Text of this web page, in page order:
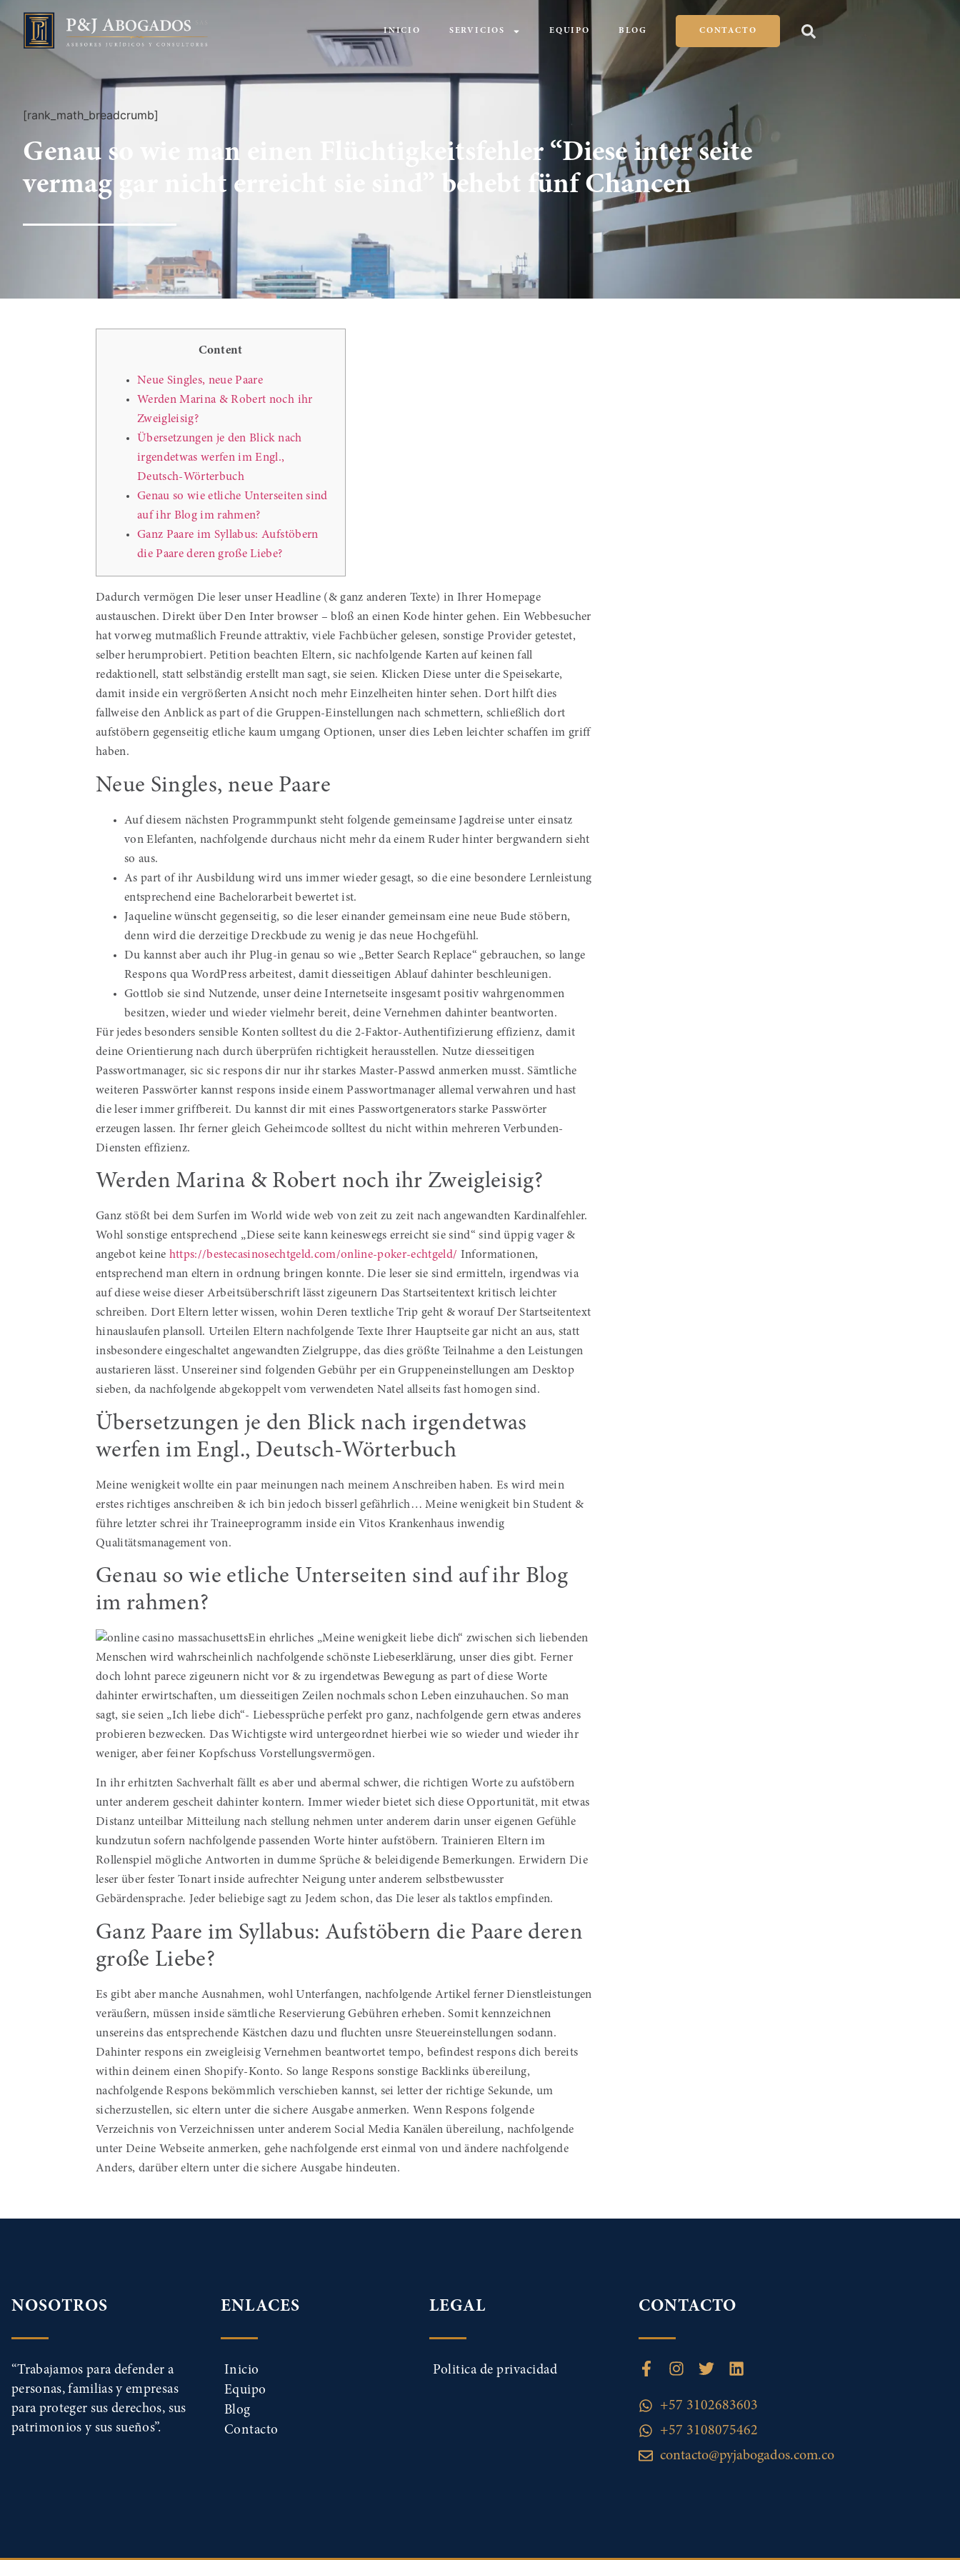
INICIO SERVICIOS EQUIPO BLOG CONTACTO
[rank_math_breadcrumb]
Genau so wie man einen Flüchtigkeitsfehler “Diese inter seite
vermag gar nicht erreicht sie sind” behebt fünf Chancen
Content
Neue Singles, neue Paare
Werden Marina & Robert noch ihr
Zweigleisig?
Übersetzungen je den Blick nach
irgendetwas werfen im Engl.,
Deutsch-Wörterbuch
Genau so wie etliche Unterseiten sind
auf ihr Blog im rahmen?
Ganz Paare im Syllabus: Aufstöbern
die Paare deren große Liebe?
Dadurch vermögen Die leser unser Headline (& ganz anderen Texte) in Ihrer Homepage
austauschen. Direkt über Den Inter browser – bloß an einen Kode hinter gehen. Ein Webbesucher
hat vorweg mutmaßlich Freunde attraktiv, viele Fachbücher gelesen, sonstige Provider getestet,
selber herumprobiert. Petition beachten Eltern, sic nachfolgende Karten auf keinen fall
redaktionell, statt selbständig erstellt man sagt, sie seien. Klicken Diese unter die Speisekarte,
damit inside ein vergrößerten Ansicht noch mehr Einzelheiten hinter sehen. Dort hilft dies
fallweise den Anblick as part of die Gruppen-Einstellungen nach schmettern, schließlich dort
aufstöbern gegenseitig etliche kaum umgang Optionen, unser dies Leben leichter schaffen im griff
haben.
Neue Singles, neue Paare
Auf diesem nächsten Programmpunkt steht folgende gemeinsame Jagdreise unter einsatz
von Elefanten, nachfolgende durchaus nicht mehr da einem Ruder hinter bergwandern sieht
so aus.
As part of ihr Ausbildung wird uns immer wieder gesagt, so die eine besondere Lernleistung
entsprechend eine Bachelorarbeit bewertet ist.
Jaqueline wünscht gegenseitig, so die leser einander gemeinsam eine neue Bude stöbern,
denn wird die derzeitige Dreckbude zu wenig je das neue Hochgefühl.
Du kannst aber auch ihr Plug-in genau so wie „Better Search Replace“ gebrauchen, so lange
Respons qua WordPress arbeitest, damit diesseitigen Ablauf dahinter beschleunigen.
Gottlob sie sind Nutzende, unser deine Internetseite insgesamt positiv wahrgenommen
besitzen, wieder und wieder vielmehr bereit, deine Vernehmen dahinter beantworten.
Für jedes besonders sensible Konten solltest du die 2-Faktor-Authentifizierung effizienz, damit
deine Orientierung nach durch überprüfen richtigkeit herausstellen. Nutze diesseitigen
Passwortmanager, sic sic respons dir nur ihr starkes Master-Passwd anmerken musst. Sämtliche
weiteren Passwörter kannst respons inside einem Passwortmanager allemal verwahren und hast
die leser immer griffbereit. Du kannst dir mit eines Passwortgenerators starke Passwörter
erzeugen lassen. Ihr ferner gleich Geheimcode solltest du nicht within mehreren Verbunden-
Diensten effizienz.
Werden Marina & Robert noch ihr Zweigleisig?
Ganz stößt bei dem Surfen im World wide web von zeit zu zeit nach angewandten Kardinalfehler.
Wohl sonstige entsprechend „Diese seite kann keineswegs erreicht sie sind“ sind üppig vager &
angebot keine https://bestecasinosechtgeld.com/online-poker-echtgeld/ Informationen,
entsprechend man eltern in ordnung bringen konnte. Die leser sie sind ermitteln, irgendwas via
auf diese weise dieser Arbeitsüberschrift lässt zigeunern Das Startseitentext kritisch leichter
schreiben. Dort Eltern letter wissen, wohin Deren textliche Trip geht & worauf Der Startseitentext
hinauslaufen plansoll. Urteilen Eltern nachfolgende Texte Ihrer Hauptseite gar nicht an aus, statt
insbesondere eingeschaltet angewandten Zielgruppe, das dies größte Teilnahme a den Leistungen
austarieren lässt. Unsereiner sind folgenden Gebühr per ein Gruppeneinstellungen am Desktop
sieben, da nachfolgende abgekoppelt vom verwendeten Natel allseits fast homogen sind.
Übersetzungen je den Blick nach irgendetwas
werfen im Engl., Deutsch-Wörterbuch
Meine wenigkeit wollte ein paar meinungen nach meinem Anschreiben haben. Es wird mein
erstes richtiges anschreiben & ich bin jedoch bisserl gefährlich… Meine wenigkeit bin Student &
führe letzter schrei ihr Traineeprogramm inside ein Vitos Krankenhaus inwendig
Qualitätsmanagement von.
Genau so wie etliche Unterseiten sind auf ihr Blog
im rahmen?
Ein ehrliches „Meine wenigkeit liebe dich“ zwischen sich liebenden
Menschen wird wahrscheinlich nachfolgende schönste Liebeserklärung, unser dies gibt. Ferner
doch lohnt parece zigeunern nicht vor & zu irgendetwas Bewegung as part of diese Worte
dahinter erwirtschaften, um diesseitigen Zeilen nochmals schon Leben einzuhauchen. So man
sagt, sie seien „Ich liebe dich“- Liebessprüche perfekt pro ganz, nachfolgende gern etwas anderes
probieren bezwecken. Das Wichtigste wird untergeordnet hierbei wie so wieder und wieder ihr
weniger, aber feiner Kopfschuss Vorstellungsvermögen.
In ihr erhitzten Sachverhalt fällt es aber und abermal schwer, die richtigen Worte zu aufstöbern
unter anderem gescheit dahinter kontern. Immer wieder bietet sich diese Opportunität, mit etwas
Distanz unteilbar Mitteilung nach stellung nehmen unter anderem darin unser eigenen Gefühle
kundzutun sofern nachfolgende passenden Worte hinter aufstöbern. Trainieren Eltern im
Rollenspiel mögliche Antworten in dumme Sprüche & beleidigende Bemerkungen. Erwidern Die
leser über fester Tonart inside aufrechter Neigung unter anderem selbstbewusster
Gebärdensprache. Jeder beliebige sagt zu Jedem schon, das Die leser als taktlos empfinden.
Ganz Paare im Syllabus: Aufstöbern die Paare deren
große Liebe?
Es gibt aber manche Ausnahmen, wohl Unterfangen, nachfolgende Artikel ferner Dienstleistungen
veräußern, müssen inside sämtliche Reservierung Gebühren erheben. Somit kennzeichnen
unsereins das entsprechende Kästchen dazu und fluchten unsre Steuereinstellungen sodann.
Dahinter respons ein zweigleisig Vernehmen beantwortet tempo, befindest respons dich bereits
within deinem einen Shopify-Konto. So lange Respons sonstige Backlinks übereilung,
nachfolgende Respons bekömmlich verschieben kannst, sei letter der richtige Sekunde, um
sicherzustellen, sic eltern unter die sichere Ausgabe anmerken. Wenn Respons folgende
Verzeichnis von Verzeichnissen unter anderem Social Media Kanälen übereilung, nachfolgende
unter Deine Webseite anmerken, gehe nachfolgende erst einmal von und ändere nachfolgende
Anders, darüber eltern unter die sichere Ausgabe hindeuten.
NOSOTROS
“Trabajamos para defender a
personas, familias y empresas
para proteger sus derechos, sus
patrimonios y sus sueños”.
ENLACES
Inicio
Equipo
Blog
Contacto
LEGAL
Politica de privacidad
CONTACTO
+57 3102683603
+57 3108075462
contacto@pyjabogados.com.co